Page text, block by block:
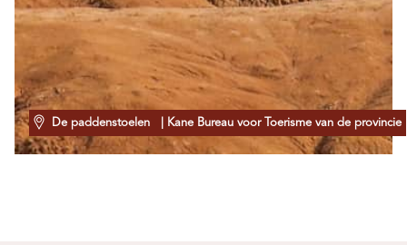
De paddenstoelen | Kane Bureau voor Toerisme van de provincie